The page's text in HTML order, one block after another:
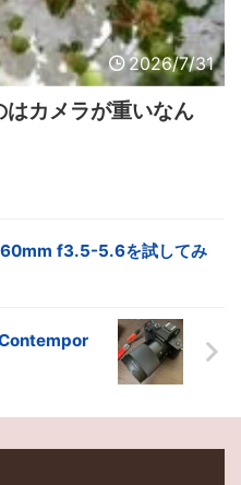
2026/7/31
カメラが重いなん
f3.5-5.6を試してみ